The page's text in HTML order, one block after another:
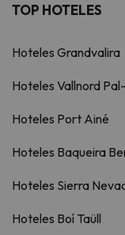
TOP HOTELES
Hoteles Grandvalira
Hoteles Vallnord
Hoteles Port Ainé
Hoteles Baqueira
Hoteles Sierra
Hoteles Boí Taüll